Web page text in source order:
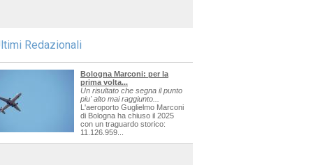
Redazionali
Bologna Marconi: per la
prima volta...
Un risultato che segna il punto
piu' alto mai raggiunto...
L'aeroporto Guglielmo Marconi
di Bologna ha chiuso il 2025
con un traguardo storico:
11.126.959...